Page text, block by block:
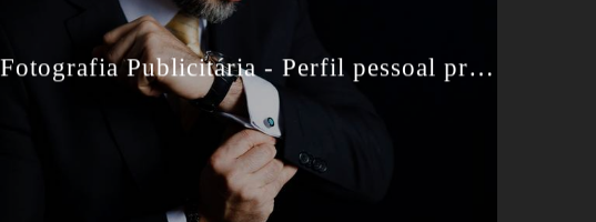
Fotografia Publicitária - Perfil pessoal profissional